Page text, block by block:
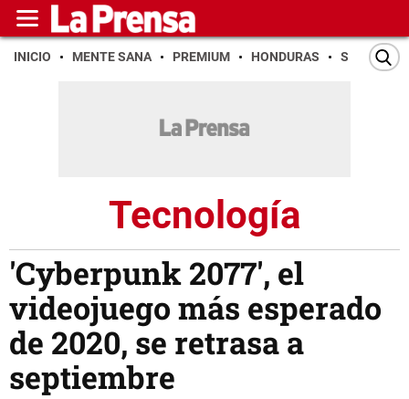
INICIO MENTE SANA PREMIUM HONDURAS SAN PEDRO
Tecnología
'Cyberpunk 2077', el
videojuego más esperado
de 2020, se retrasa a
septiembre